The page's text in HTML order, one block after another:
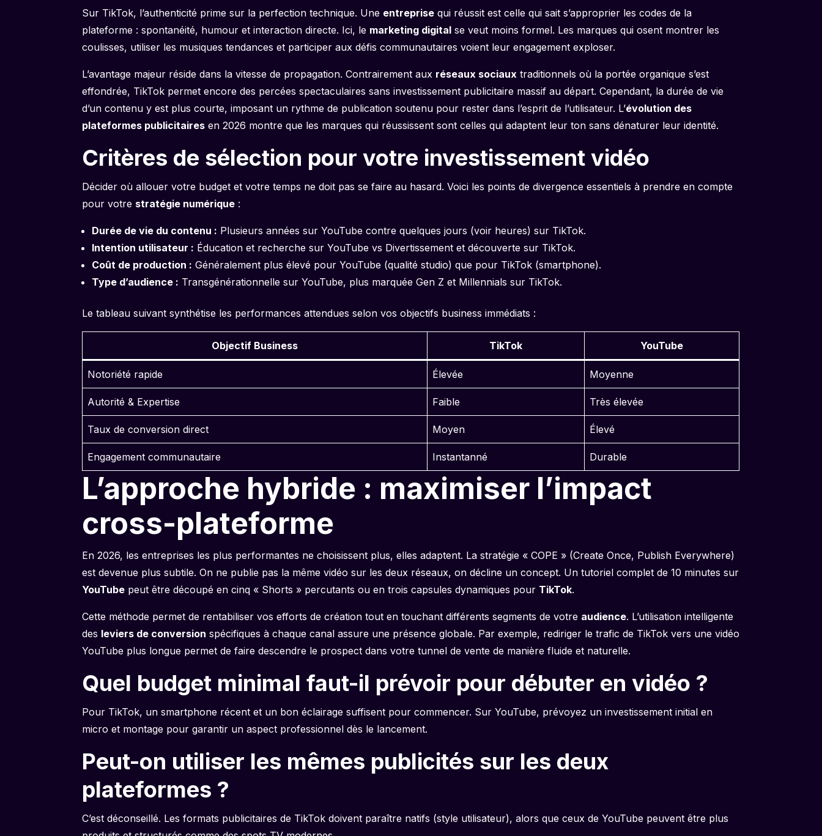
Sur TikTok, l’authenticité prime sur la perfection technique. Une entreprise qui réussit est celle qui sait s’approprier les codes de la
plateforme : spontanéité, humour et interaction directe. Ici, le marketing digital se veut moins formel. Les marques qui osent montrer les
coulisses, utiliser les musiques tendances et participer aux défis communautaires voient leur engagement exploser.
L’avantage majeur réside dans la vitesse de propagation. Contrairement aux réseaux sociaux traditionnels où la portée organique s’est
effondrée, TikTok permet encore des percées spectaculaires sans investissement publicitaire massif au départ. Cependant, la durée de vie
d’un contenu y est plus courte, imposant un rythme de publication soutenu pour rester dans l’esprit de l’utilisateur. L’évolution des
plateformes publicitaires en 2026 montre que les marques qui réussissent sont celles qui adaptent leur ton sans dénaturer leur identité.
Critères de sélection pour votre investissement vidéo
Décider où allouer votre budget et votre temps ne doit pas se faire au hasard. Voici les points de divergence essentiels à prendre en compte
pour votre stratégie numérique :
Durée de vie du contenu : Plusieurs années sur YouTube contre quelques jours (voir heures) sur TikTok.
Intention utilisateur : Éducation et recherche sur YouTube vs Divertissement et découverte sur TikTok.
Coût de production : Généralement plus élevé pour YouTube (qualité studio) que pour TikTok (smartphone).
Type d’audience : Transgénérationnelle sur YouTube, plus marquée Gen Z et Millennials sur TikTok.
Le tableau suivant synthétise les performances attendues selon vos objectifs business immédiats :
Objectif Business TikTok YouTube
Notoriété rapide Élevée Moyenne
Autorité & Expertise Faible Très élevée
Taux de conversion direct Moyen Élevé
Engagement communautaire Instantanné Durable
L’approche hybride : maximiser l’impact
cross-plateforme
En 2026, les entreprises les plus performantes ne choisissent plus, elles adaptent. La stratégie « COPE » (Create Once, Publish Everywhere)
est devenue plus subtile. On ne publie pas la même vidéo sur les deux réseaux, on décline un concept. Un tutoriel complet de 10 minutes sur
YouTube peut être découpé en cinq « Shorts » percutants ou en trois capsules dynamiques pour TikTok.
Cette méthode permet de rentabiliser vos efforts de création tout en touchant différents segments de votre audience. L’utilisation intelligente
des leviers de conversion spécifiques à chaque canal assure une présence globale. Par exemple, rediriger le trafic de TikTok vers une vidéo
YouTube plus longue permet de faire descendre le prospect dans votre tunnel de vente de manière fluide et naturelle.
Quel budget minimal faut-il prévoir pour débuter en vidéo ?
Pour TikTok, un smartphone récent et un bon éclairage suffisent pour commencer. Sur YouTube, prévoyez un investissement initial en
micro et montage pour garantir un aspect professionnel dès le lancement.
Peut-on utiliser les mêmes publicités sur les deux
plateformes ?
C’est déconseillé. Les formats publicitaires de TikTok doivent paraître natifs (style utilisateur), alors que ceux de YouTube peuvent être plus